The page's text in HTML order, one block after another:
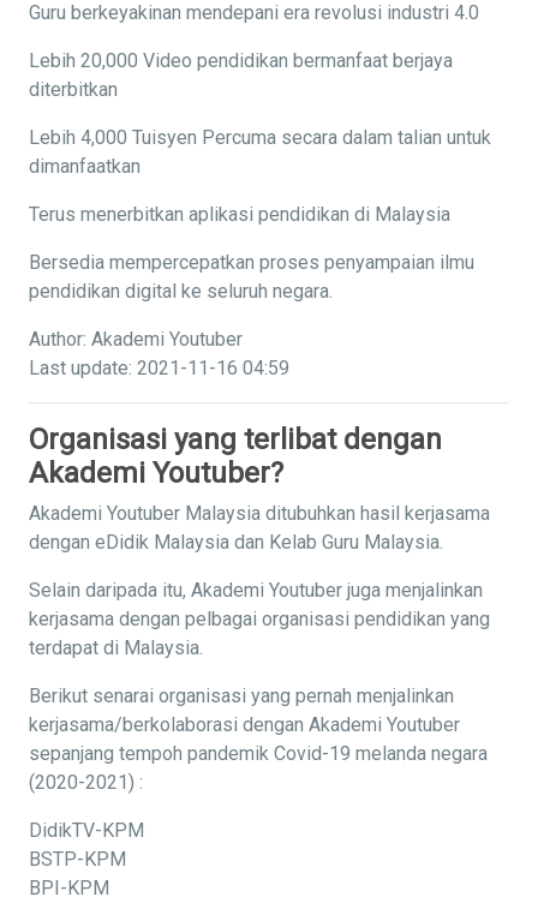
Guru berkeyakinan mendepani era revolusi industri 4.0
Lebih 20,000 Video pendidikan bermanfaat berjaya
diterbitkan
Lebih 4,000 Tuisyen Percuma secara dalam talian untuk
dimanfaatkan
Terus menerbitkan aplikasi pendidikan di Malaysia
Bersedia mempercepatkan proses penyampaian ilmu
pendidikan digital ke seluruh negara.
Author: Akademi Youtuber
Last update: 2021-11-16 04:59
Organisasi yang terlibat dengan
Akademi Youtuber?
Akademi Youtuber Malaysia ditubuhkan hasil kerjasama
dengan eDidik Malaysia dan Kelab Guru Malaysia.
Selain daripada itu, Akademi Youtuber juga menjalinkan
kerjasama dengan pelbagai organisasi pendidikan yang
terdapat di Malaysia.
Berikut senarai organisasi yang pernah menjalinkan
kerjasama/berkolaborasi dengan Akademi Youtuber
sepanjang tempoh pandemik Covid-19 melanda negara
(2020-2021) :
DidikTV-KPM
BSTP-KPM
BPI-KPM